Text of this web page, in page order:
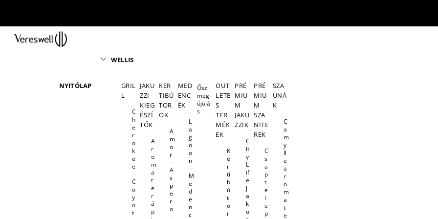
content
NYITÓLAP
WELLIS
GRIL
L
C
h
e
r
o
k
e
e
C
o
y
o
t
JAKU
ZZI
KIEG
ÉSZÍ
TŐK
A
r
o
m
a
t
e
r
á
p
KER
TIBÚ
TOR
OK
A
m
o
r
A
s
p
e
r
o
MED
ENC
ÉK
L
a
g
o
o
n
M
e
d
e
n
c
Őszi
meg
újulá
s
OUT
LETE
S
TER
MÉK
EK
K
e
r
ti
b
ú
t
o
r
PRÉ
MIU
M
JAKU
ZZIK
C
it
y
L
if
e
j
a
k
u
PRÉ
MIU
M
SZA
NITE
REK
C
s
a
p
t
e
l
e
p
SZA
UNÁ
K
C
a
m
y
ll
e
a
r
o
m
a
t
e